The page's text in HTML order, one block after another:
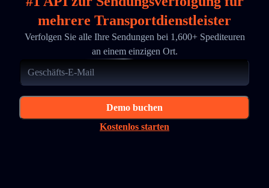
mehrere Transportdienstleister
Verfolgen Sie alle Ihre Sendungen bei 1,600+ Spediteuren
an einem einzigen Ort.
Demo buchen
Kostenlos starten